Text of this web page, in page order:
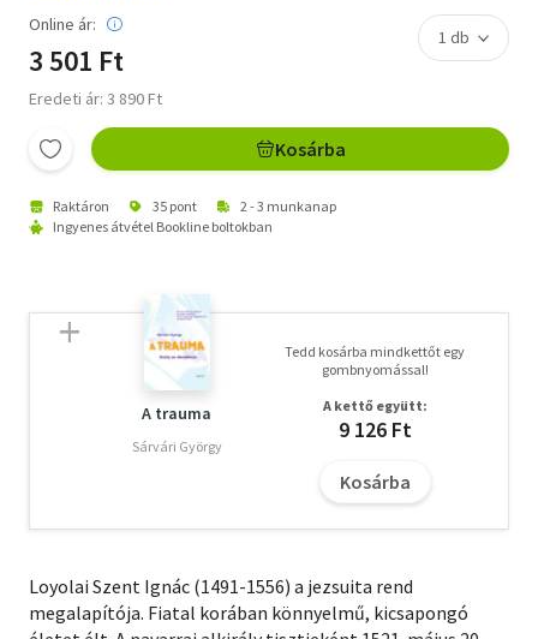
Online ár:
3 501 Ft
Eredeti ár: 3 890 Ft
Kosárba
Raktáron 35 pont
2 - 3 munkanap
Ingyenes átvétel Bookline boltokban
A trauma
Sárvári György
Tedd kosárba mindkettőt egy
gombnyomással!
A kettő együtt:
9 126 Ft
Kosárba
Loyolai Szent Ignác (1491-1556) a jezsuita rend
megalapítója. Fiatal korában könnyelmű, kicsapongó